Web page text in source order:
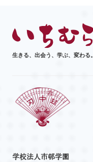
生きる、出会う、学ぶ、変わる。
学校法人市邨学園